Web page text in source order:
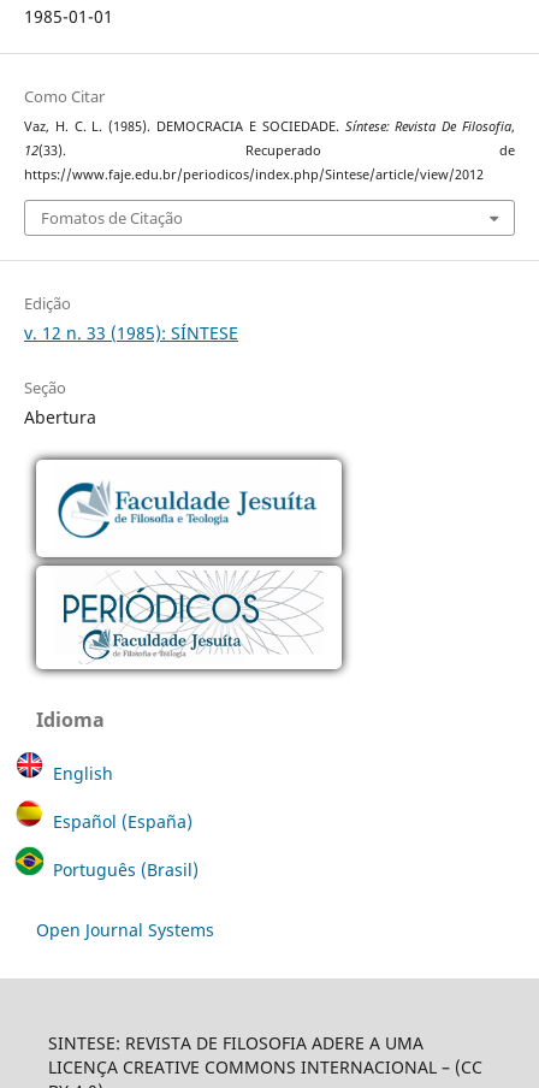
1985-01-01
Como Citar
Vaz, H. C. L. (1985). DEMOCRACIA E SOCIEDADE. Síntese: Revista De Filosofia,
12(33). Recuperado de
https://www.faje.edu.br/periodicos/index.php/Sintese/article/view/2012
Fomatos de Citação
Edição
v. 12 n. 33 (1985): SÍNTESE
Seção
Abertura
Idioma
English
Español (España)
Português (Brasil)
Open Journal Systems
SINTESE: REVISTA DE FILOSOFIA ADERE A UMA
LICENÇA CREATIVE COMMONS INTERNACIONAL – (CC